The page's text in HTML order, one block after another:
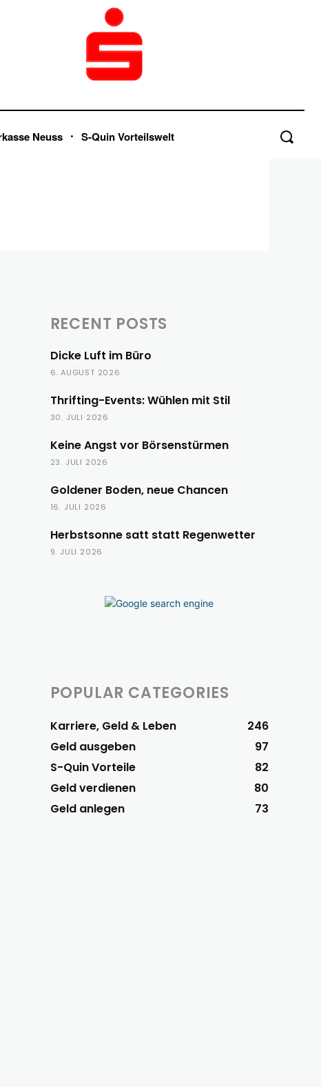
Neuss S-Quin Vorteilswelt
RECENT POSTS
Dicke Luft im Büro
6. AUGUST 2026
Thrifting-Events: Wühlen mit Stil
30. JULI 2026
Keine Angst vor Börsenstürmen
23. JULI 2026
Goldener Boden, neue Chancen
16. JULI 2026
Herbstsonne satt statt Regenwetter
9. JULI 2026
POPULAR CATEGORIES
Karriere, Geld & Leben
246
Geld ausgeben
97
S-Quin Vorteile
82
Geld verdienen
80
Geld anlegen
73